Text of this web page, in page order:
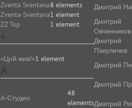
Zventa Sventana8 elements
Zventa-Sventana1 element
ZZ Top
1 element
«
«Цой жив!»1 element
А
А-Студио
48
elements
Дмитрий
Дмитрий
Овчинников
Дмитрий
Пакуличев
Дмитрий
Дмитрий
Дмитрий